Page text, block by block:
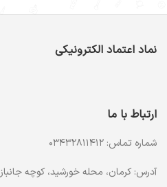
نماد اعتماد الکترونیکی
ارتباط با ما
شماره تماس: 03432811412
آدرس: کرمان، محله خورشید، کوچه جانباز 4، کوچه شرقی 1، جزیره 2، طبقه 1